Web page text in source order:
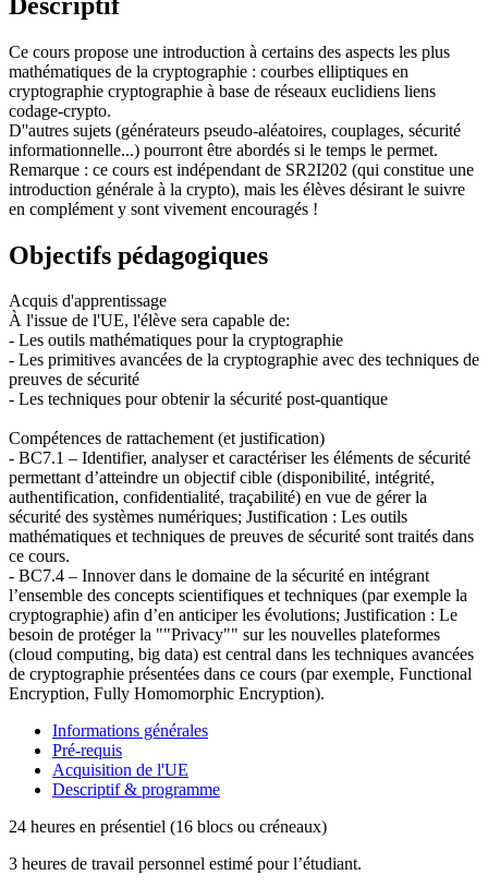
Ce cours propose une introduction à certains des aspects les plus
mathématiques de la cryptographie : courbes elliptiques en
cryptographie cryptographie à base de réseaux euclidiens liens
codage-crypto.
D''autres sujets (générateurs pseudo-aléatoires, couplages, sécurité
informationnelle...) pourront être abordés si le temps le permet.
Remarque : ce cours est indépendant de SR2I202 (qui constitue une
introduction générale à la crypto), mais les élèves désirant le suivre
en complément y sont vivement encouragés !
Objectifs pédagogiques
Acquis d'apprentissage
À l'issue de l'UE, l'élève sera capable de:
- Les outils mathématiques pour la cryptographie
- Les primitives avancées de la cryptographie avec des techniques de
preuves de sécurité
- Les techniques pour obtenir la sécurité post-quantique
Compétences de rattachement (et justification)
- BC7.1 – Identifier, analyser et caractériser les éléments de sécurité
permettant d’atteindre un objectif cible (disponibilité, intégrité,
authentification, confidentialité, traçabilité) en vue de gérer la
sécurité des systèmes numériques; Justification : Les outils
mathématiques et techniques de preuves de sécurité sont traités dans
ce cours.
- BC7.4 – Innover dans le domaine de la sécurité en intégrant
l’ensemble des concepts scientifiques et techniques (par exemple la
cryptographie) afin d’en anticiper les évolutions; Justification : Le
besoin de protéger la ""Privacy"" sur les nouvelles plateformes
(cloud computing, big data) est central dans les techniques avancées
de cryptographie présentées dans ce cours (par exemple, Functional
Encryption, Fully Homomorphic Encryption).
Informations générales
Pré-requis
Acquisition de l'UE
Descriptif & programme
24 heures en présentiel (16 blocs ou créneaux)
3 heures de travail personnel estimé pour l’étudiant.